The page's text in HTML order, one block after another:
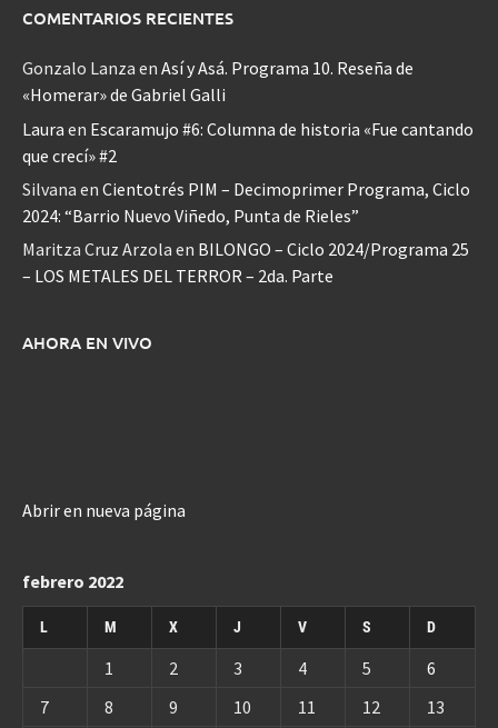
COMENTARIOS RECIENTES
Gonzalo Lanza en Así y Asá. Programa 10. Reseña de
«Homerar» de Gabriel Galli
Laura en Escaramujo #6: Columna de historia «Fue cantando
que crecí» #2
Silvana en Cientotrés PIM – Decimoprimer Programa, Ciclo
2024: “Barrio Nuevo Viñedo, Punta de Rieles”
Maritza Cruz Arzola en BILONGO – Ciclo 2024/Programa 25
– LOS METALES DEL TERROR – 2da. Parte
AHORA EN VIVO
Abrir en nueva página
febrero 2022
L M X J V S D
1 2 3 4 5
6
7
8 9 10 11 12 13